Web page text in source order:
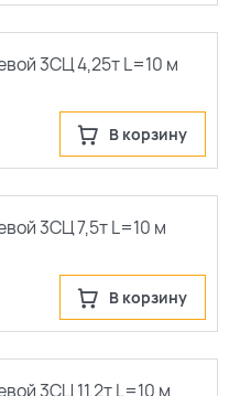
3СЦ 4,25т L=10 м
В корзину
3СЦ 7,5т L=10 м
В корзину
3СЦ 11,2т L=10 м